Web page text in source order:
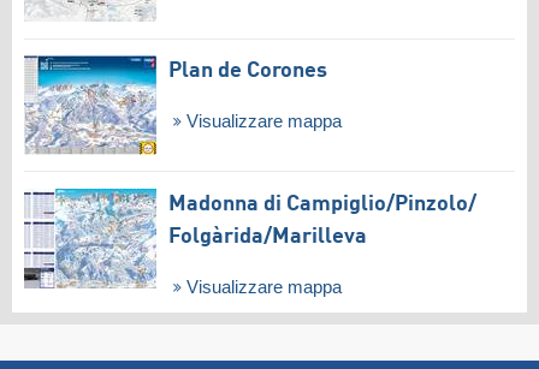
Plan de Corones
Visualizzare mappa
Madonna di Campiglio/​Pinzolo/​
Folgàrida/​Marilleva
Visualizzare mappa